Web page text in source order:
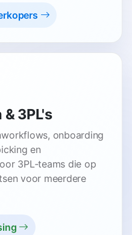
3PL's
onboarding
en
3PL‑teams die op
voor meerdere